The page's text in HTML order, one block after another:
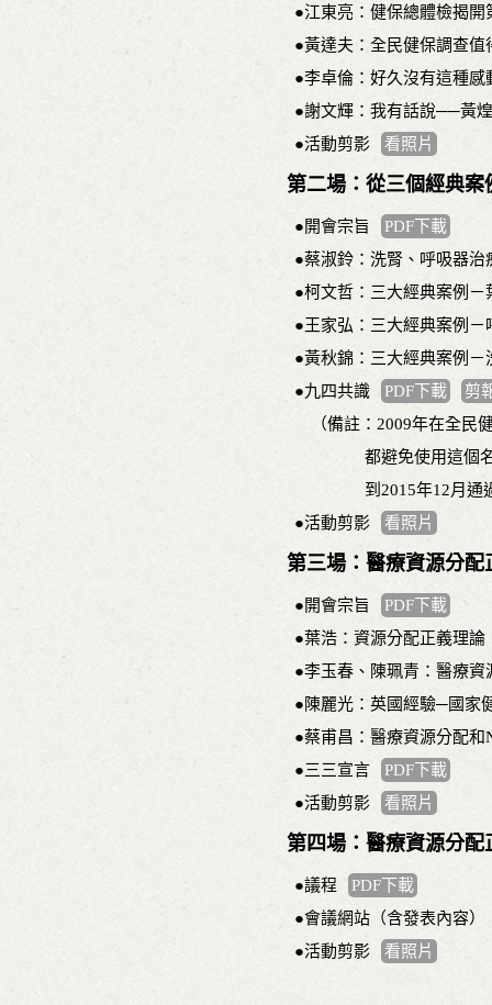
●江東亮：健保總體檢揭開
●黃達夫：全民健保調查值
●李卓倫：好久沒有這種感
●謝文輝：我有話說──黃
●活動剪影
看照片
第二場：從三個經典案
●開會宗旨
PDF下載
●蔡淑鈴：洗腎、呼吸器治
●柯文哲：三大經典案例－
●王家弘：三大經典案例－
●黃秋錦：三大經典案例－
●九四共識
PDF下載
剪
（備註：2009年在全民健
都避免使用這個名詞；
到2015年12月通過「病
●活動剪影
看照片
第三場：醫療資源分配
●開會宗旨
PDF下載
●葉浩：資源分配正義理論
●李玉春、陳珮青：醫療資
●陳麗光：英國經驗─國家
●蔡甫昌：醫療資源分配和
●三三宣言
PDF下載
●活動剪影
看照片
第四場：醫療資源分配
●議程
PDF下載
●會議網站（含發表內容）
●活動剪影
看照片